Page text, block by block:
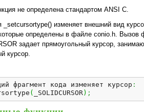
не определена стан­дартом ANSI С.
_setcursortype() изменяет внешний вид
определены в файле conio.h. Вызов
задает пря­моугольный курсор,
курсор.
фрагмент кода изменяет курсор :
( _SOLIDCURSOR) ;